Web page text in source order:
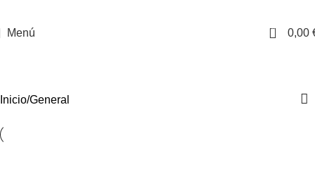
Menú 0 0,00
Inicio General